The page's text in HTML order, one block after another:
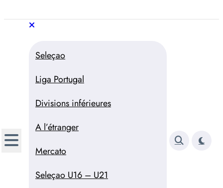
au
Trivela
L'actualité du football portugais
Seleçao
Liga Portugal
Divisions inférieures
A l’étranger
Mercato
Seleçao U16 – U21